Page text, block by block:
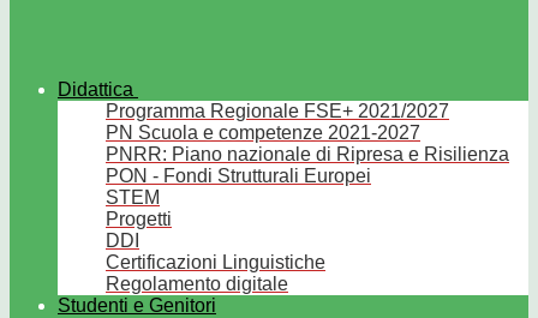
Didattica
Programma Regionale FSE+ 2021/2027
PN Scuola e competenze 2021-2027
PNRR: Piano nazionale di Ripresa e Risilienza
PON - Fondi Strutturali Europei
STEM
Progetti
DDI
Certificazioni Linguistiche
Regolamento digitale
Studenti e Genitori